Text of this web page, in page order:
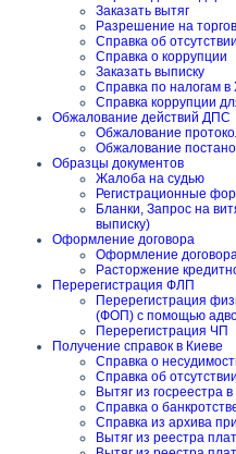
Заказать вытяг
Разрешение на
Справка об
Справка о коррупции
Заказать выписку
Справка по налогам в
Справка коррупции
Обжалование действий ДПС
Обжалование
Обжалование
Образцы документов
Жалоба на судью
Регистрационные
Бланки, Запрос на
выписку)
Оформление договора
Оформление
Расторжение
Перерегистрация ФЛП
Перерегистрация
(ФОП) с помощью
Перерегистрация ЧП
Получение справок в Киеве
Справка о
Справка об
Вытяг из госреестра
Справка о
Справка из архива
Вытяг из реестра